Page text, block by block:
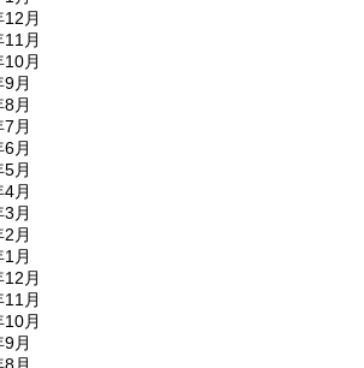
月
月
月
月
月
月
月
月
月
月
月
月
月
月
月
月
月